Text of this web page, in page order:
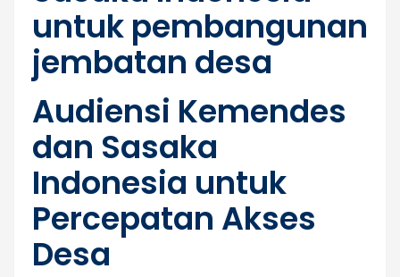
Audiensi Kemendes
dan Sasaka
Indonesia untuk
Percepatan Akses
Desa